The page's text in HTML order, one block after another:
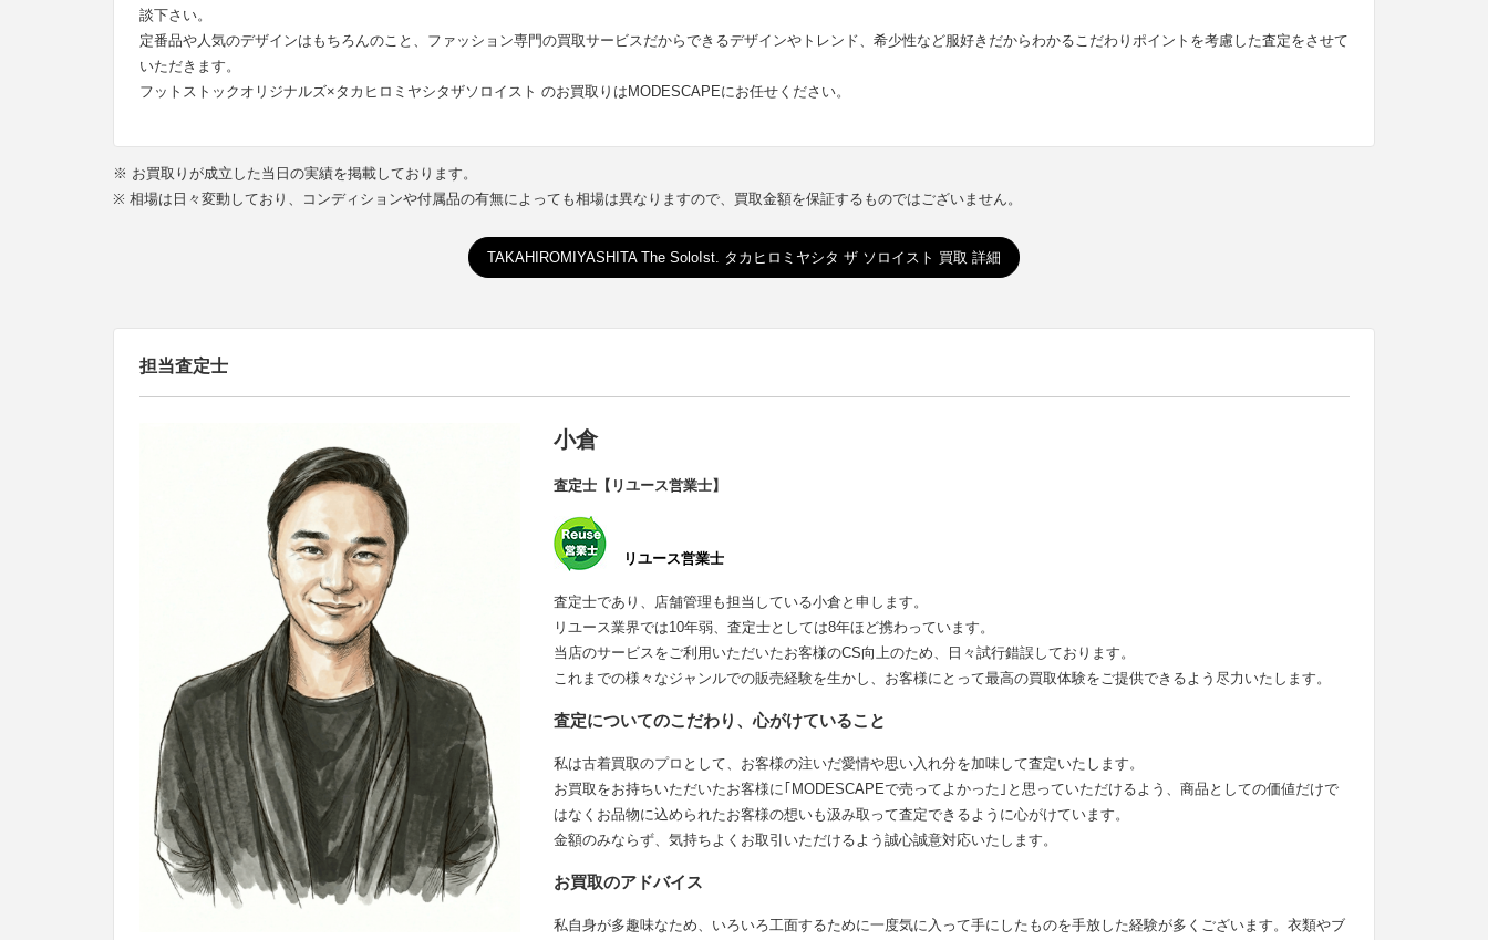
談下さい。
定番品や人気のデザインはもちろんのこと、ファッション専門の買取サービスだからできるデザインやトレンド、希少性など服好きだからわかるこだわりポイントを考慮した査定をさせて
いただきます。
フットストックオリジナルズ×タカヒロミヤシタザソロイスト のお買取りはMODESCAPEにお任せください。
※ お買取りが成立した当日の実績を掲載しております。
※ 相場は日々変動しており、コンディションや付属品の有無によっても相場は異なりますので、買取金額を保証するものではございません。
TAKAHIROMIYASHITA The SoloIst. タカヒロミヤシタ ザ ソロイスト 買取 詳細
担当査定士
小倉
査定士【リユース営業士】
リユース営業士
査定士であり、店舗管理も担当している小倉と申します。
リユース業界では10年弱、査定士としては8年ほど携わっています。
当店のサービスをご利用いただいたお客様のCS向上のため、日々試行錯誤しております。
これまでの様々なジャンルでの販売経験を生かし、お客様にとって最高の買取体験をご提供できるよう尽力いたします。
査定についてのこだわり、心がけていること
私は古着買取のプロとして、お客様の注いだ愛情や思い入れ分を加味して査定いたします。
お買取をお持ちいただいたお客様に｢MODESCAPEで売ってよかった｣と思っていただけるよう、商品としての価値だけで
はなくお品物に込められたお客様の想いも汲み取って査定できるように心がけています。
金額のみならず、気持ちよくお取引いただけるよう誠心誠意対応いたします。
お買取のアドバイス
私自身が多趣味なため、いろいろ工面するために一度気に入って手にしたものを手放した経験が多くございます。衣類やブ